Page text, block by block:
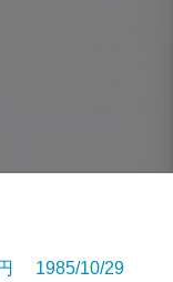
1985/10/29